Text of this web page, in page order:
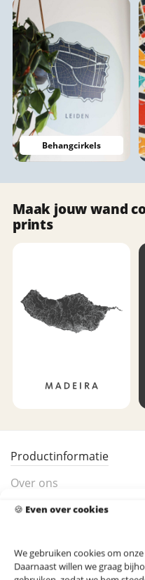
🍪 Even over cookies
We gebruiken cookies om
Daarnaast willen we graag
Behangcirkels
Maak jouw wand
prints
Productinformatie
Over ons
Product beoordeling
Madeira